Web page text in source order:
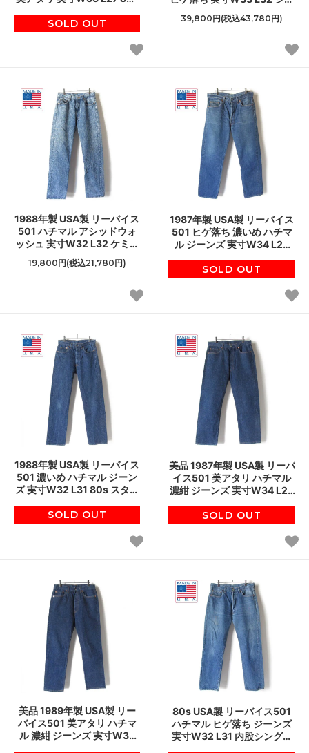
ビンテージ D150
SOLD OUT
ンズ ジーパン アメリカ製 ビ
ンテージ D150
39,800円(税込43,780円)
1988年製 USA製 リーバイス
501 ハチマル アシッドウォ
ッシュ 実寸W32 L32 ケミカ
ルウォッシュ80s アメリカ
製 ビンテージ D150
19,800円(税込21,780円)
1987年製 USA製 リーバイス
501 ヒゲ落ち 濃いめ ハチマ
ル ジーンズ 実寸W34 L28
D150
SOLD OUT
1988年製 USA製 リーバイス
501 濃いめ ハチマル ジーン
ズ 実寸W32 L31 80s スタン
ージ D150
SOLD OUT
美品 1987年製 USA製 リーバ
イス501 美アタリ ハチマル
濃紺 ジーンズ 実寸W34 L29
ージ D150
SOLD OUT
美品 1989年製 USA製 リー
バイス501 美アタリ ハチマ
ル 濃紺 ジーンズ 実寸W32
80s USA製 リーバイス501
ハチマル ヒゲ落ち ジーンズ
実寸W32 L31 内股シングル